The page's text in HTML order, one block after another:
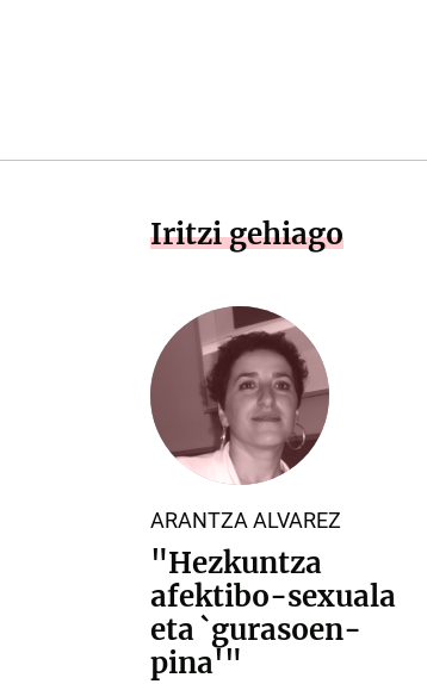
Iritzi gehiago
ARANTZA ALVAREZ
"Hezkuntza
afektibo-sexuala
eta `gurasoen-
pina'"